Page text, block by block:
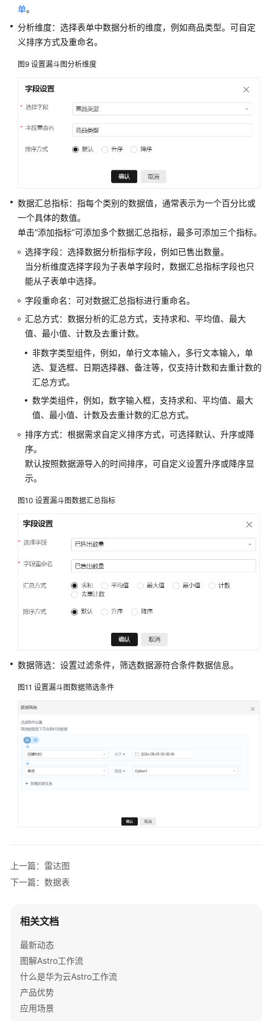
通
用
考
品
术
担
云
服
务
等
级
协
议
（SLA）
白
支
持
区
域
系
统
限
单。
分析维度：选择表单中数据分析的维度，例如商品类型。可自定
义排序方式及重命名。
图9 设置漏斗图分析维度
数据汇总指标：指每个类别的数据值，通常表示为一个百分比或
一个具体的数值。
单击“添加指标”可添加多个数据汇总指标，最多可添加三个指标。
选择字段：选择数据分析指标字段，例如已售出数量。
当分析维度选择字段为子表单字段时，数据汇总指标字段也只
能从子表单中选择。
字段重命名：可对数据汇总指标进行重命名。
汇总方式：数据分析的汇总方式，支持求和、平均值、最大
值、最小值、计数及去重计数。
非数字类型组件，例如，单行文本输入，多行文本输入，单
选、复选框、日期选择器、备注等，仅支持计数和去重计数的
汇总方式。
数学类组件，例如，数字输入框，支持求和、平均值、最大
值、最小值、计数及去重计数的汇总方式。
排序方式：根据需求自定义排序方式，可选择默认、升序或降
序。
默认按照数据源导入的时间排序，可自定义设置升序或降序显
示。
图10 设置漏斗图数据汇总指标
数据筛选：设置过滤条件，筛选数据源符合条件数据信息。
图11 设置漏斗图数据筛选条件
上一篇：雷达图
下一篇：数据表
相关文档
最新动态
图解Astro工作流
什么是华为云Astro工作流
产品优势
应用场景